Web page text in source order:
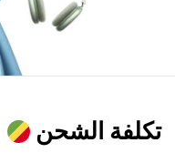
تكلفة الشحن